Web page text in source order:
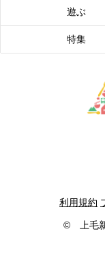
遊ぶ
特集
利用規約
© 上毛